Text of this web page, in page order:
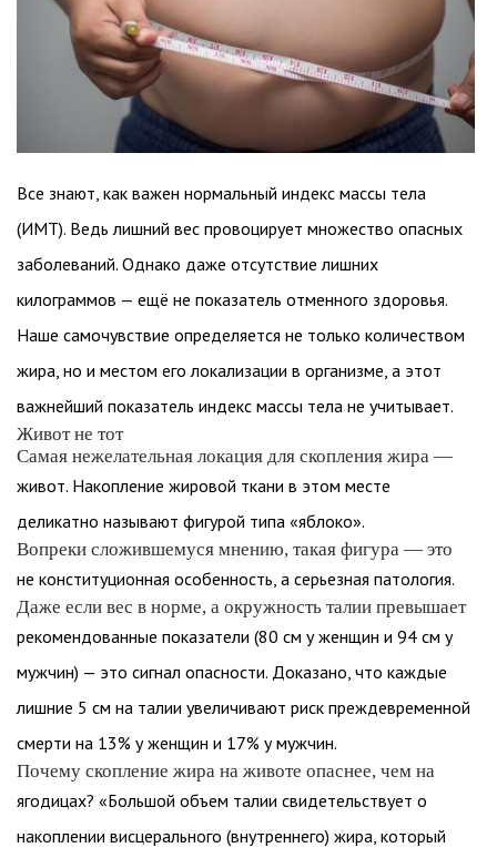
Все знают, как важен нормальный индекс массы тела
(ИМТ). Ведь лишний вес провоцирует множество опасных
заболеваний. Однако даже отсутствие лишних
килограммов — ещё не показатель отменного здоровья.
Наше самочувствие определяется не только количеством
жира, но и местом его локализации в организме, а этот
важнейший показатель индекс массы тела не учитывает.
Живот не тот
Самая нежелательная локация для скопления жира —
живот. Накопление жировой ткани в этом месте
деликатно называют фигурой типа «яблоко».
Вопреки сложившемуся мнению, такая фигура — это
не конституционная особенность, а серьезная патология.
Даже если вес в норме, а окружность талии превышает
рекомендованные показатели (80 см у женщин и 94 см у
мужчин) — это сигнал опасности. Доказано, что каждые
лишние 5 см на талии увеличивают риск преждевременной
смерти на 13% у женщин и 17% у мужчин.
Почему скопление жира на животе опаснее, чем на
ягодицах? «Большой объем талии свидетельствует о
накоплении висцерального (внутреннего) жира, который